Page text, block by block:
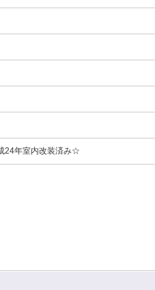
24年室内改装済み☆